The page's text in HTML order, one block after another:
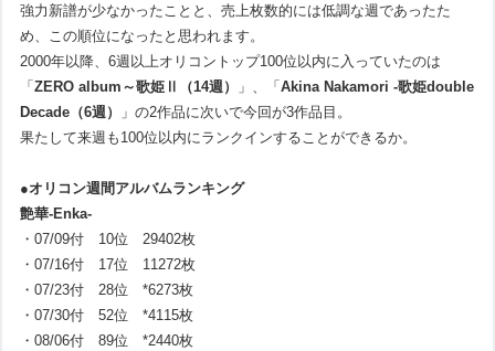
強力新譜が少なかったことと、売上枚数的には低調な週であったた
め、この順位になったと思われます。
2000年以降、6週以上オリコントップ100位以内に入っていたのは
「ZERO album～歌姫Ⅱ（14週） 」、「Akina Nakamori -歌姫double
Decade（6週）
」の2作品に次いで今回が3作品目。
果たして来週も100位以内にランクインすることができるか。
●オリコン週間アルバムランキング
艶華-Enka-
・07/09付 10位 29402枚
・07/16付 17位 11272枚
・07/23付 28位 *6273枚
・07/30付 52位 *4115枚
・08/06付 89位 *2440枚